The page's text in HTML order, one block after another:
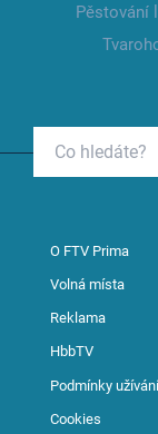
Pěstování
O FTV Prima
Volná místa
Reklama
HbbTV
Podmínky užívání
Cookies